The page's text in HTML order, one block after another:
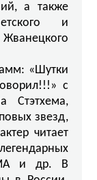
а также
и
«Шутки
с
Стэтхема,
звезд,
читает
и др. В